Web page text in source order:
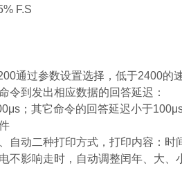
F.S
通过参数设置选择，低于2400的
令到发出相应数据的回答延迟：
；其它命令的回答延迟小于100μs
自动二种打印方式，打印内容：
不影响走时，自动调整闰年、大、